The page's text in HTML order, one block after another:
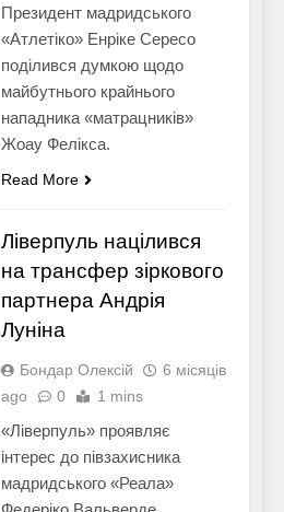
Президент мадридського
«Атлетіко» Енріке Сересо
поділився думкою щодо
майбутнього крайнього
нападника «матрацників»
Жоау Фелікса.
Read More
Ліверпуль націлився
на трансфер зіркового
партнера Андрія
Луніна
Бондар Олексій
6 місяців
ago
0 1 mins
«Ліверпуль» проявляє
інтерес до півзахисника
мадридського «Реала»